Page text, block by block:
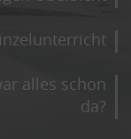
alles schon
da?